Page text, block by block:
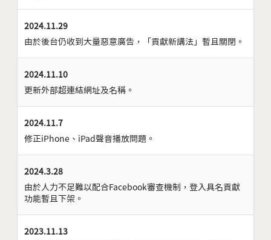
2024.11.29
由於後台仍收到大量惡意廣告，「貢獻新講法」暫且關閉。
2024.11.10
更新外部超連結網址及名稱。
2024.11.7
修正iPhone、iPad聲音播放問題。
2024.3.28
由於人力不足難以配合Facebook審查機制，登入具名貢獻
功能暫且下架。
2023.11.13